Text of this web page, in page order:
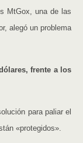
MtGox, una de las
alegó un problema
frente a los
para paliar el
«protegidos».